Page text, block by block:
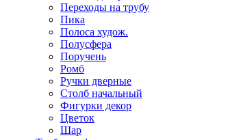
Переходы на трубу
Пика
Полоса худож.
Полусфера
Поручень
Ромб
Ручки дверные
Столб начальный
Фигурки декор
Цветок
Шар